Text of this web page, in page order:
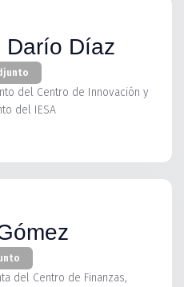
Darío Díaz
del Centro de Innovación y
del IESA
del Centro de Finanzas,